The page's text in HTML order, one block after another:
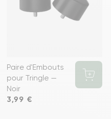
Paire d'Embouts
pour Tringle —
Noir
Prix
3,99 €